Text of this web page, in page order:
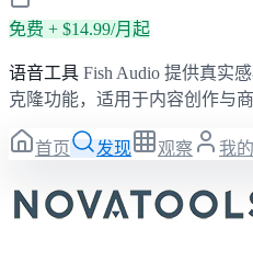
免费 + $14.99/月起
语音工具 Fish Audio 提供真实
克隆功能，适用于内容创作与商
首页 发现 观察 我的